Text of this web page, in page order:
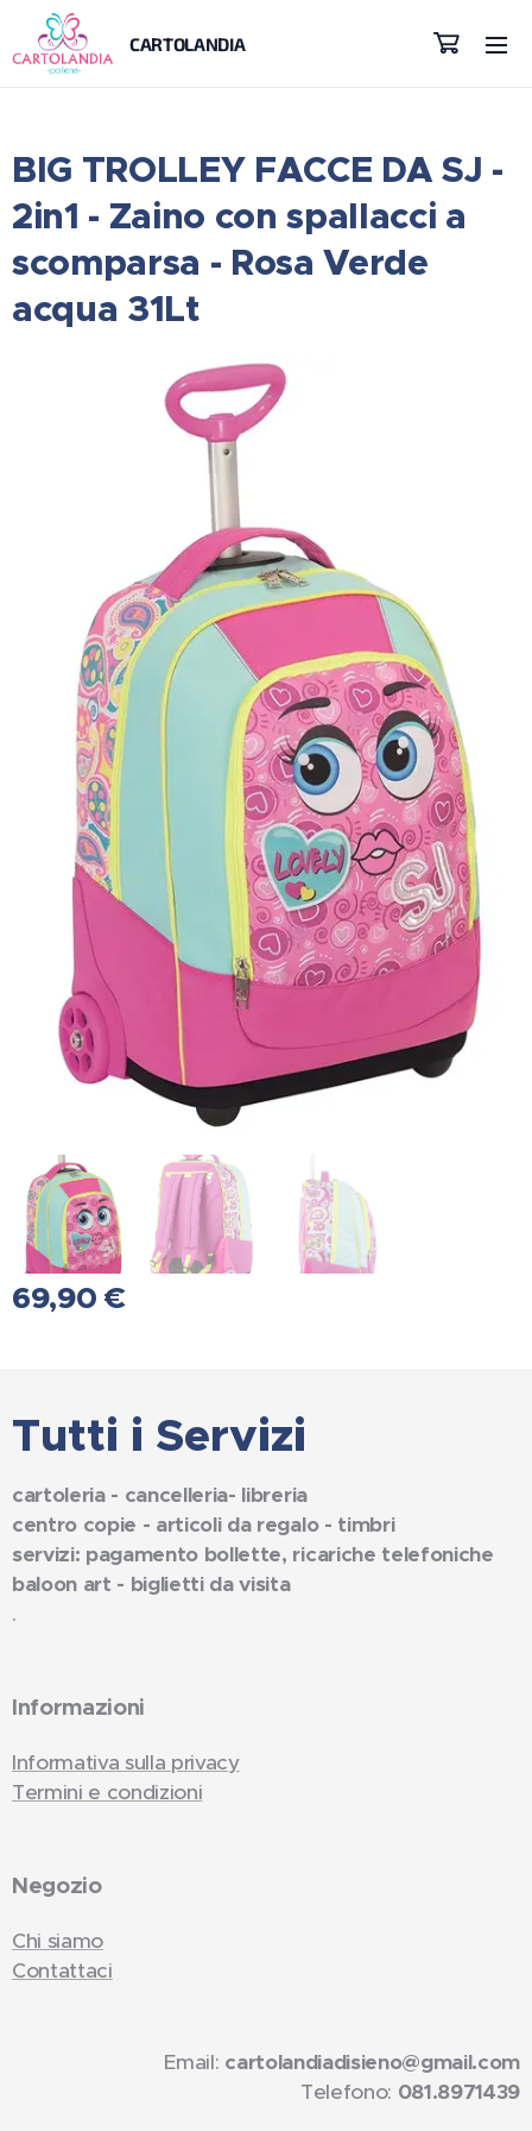
CARTOLANDIA
BIG TROLLEY FACCE DA SJ -
2in1 - Zaino con spallacci a
scomparsa - Rosa Verde
acqua 31Lt
69,90 €
Tutti i Servizi
cartoleria - cancelleria- libreria
centro copie - articoli da regalo - timbri
servizi: pagamento bollette, ricariche telefoniche
baloon art - biglietti da visita
.
Informazioni
Informativa sulla privacy
Termini e condizioni
Negozio
Chi siamo
Contattaci
Email: cartolandiadisieno@gmail.com
Telefono: 081.8971439